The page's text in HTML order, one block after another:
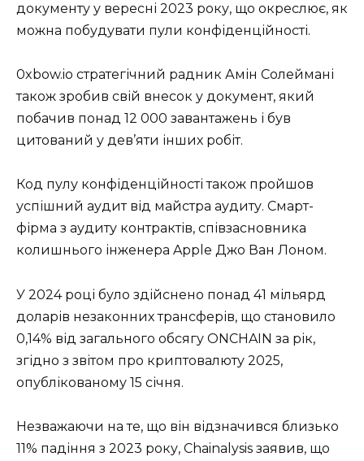
документу у вересні 2023 року, що окреслює, як
можна побудувати пули конфіденційності.
0xbow.io стратегічний радник Амін Солеймані
також зробив свій внесок у документ, який
побачив понад 12 000 завантажень і був
цитований у дев’яти інших робіт.
Код пулу конфіденційності також пройшов
успішний аудит від майстра аудиту. Смарт-
фірма з аудиту контрактів, співзасновника
колишнього інженера Apple Джо Ван Лоном.
У 2024 році було здійснено понад 41 мільярд
доларів незаконних трансферів, що становило
0,14% від загального обсягу ONCHAIN ​​за рік,
згідно з звітом про криптовалюту 2025,
опублікованому 15 січня.
Незважаючи на те, що він відзначився близько
11% падіння з 2023 року, Chainalysis заявив, що